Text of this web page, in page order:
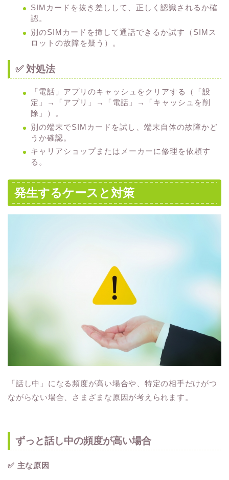
SIMカードを抜き差しして、正しく認識されるか確
認。
別のSIMカードを挿して通話できるか試す（SIMス
ロットの故障を疑う）。
✅ 対処法
「電話」アプリのキャッシュをクリアする（「設
定」→「アプリ」→「電話」→「キャッシュを削
除」）。
別の端末でSIMカードを試し、端末自体の故障かど
うか確認。
キャリアショップまたはメーカーに修理を依頼す
る。
発生するケースと対策
「話し中」になる頻度が高い場合や、特定の相手だけがつ
ながらない場合、さまざまな原因が考えられます。
ずっと話し中の頻度が高い場合
✅ 主な原因